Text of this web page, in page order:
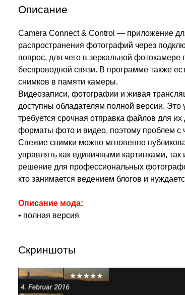
Описание
Camera Connect & Control — приложение
распространения фотографий через
вопрос, для чего в зеркальной
беспроводной связи. В программе также
снимков в памяти камеры.
Видеозаписи, фотографии и живая
доступны обладателям полной версии.
требуется срочная отправка файлов для
форматы фото и видео, поэтому проблем с
Свежие снимки можно мгновенно
управлять как единичными картинками,
решение для профессиональных
кто занимается ведением блогов и
Описание мода:
• полная версия
Скриншоты